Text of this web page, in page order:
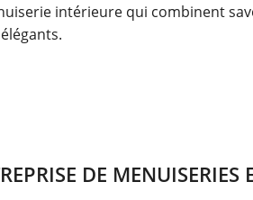
intérieure qui combinent
DE